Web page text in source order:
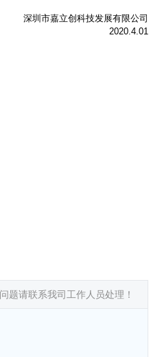
深圳市嘉立创科技发展有限公司
2020.4.01
题请联系我司工作人员处理！